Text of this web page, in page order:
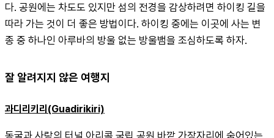
다. 공원에는 차도도 있지만 섬의 전경을 감상하려면 하이킹 길을
따라 가는 것이 더 좋은 방법이다. 하이킹 중에는 이곳에 사는 변
종 중 하나인 아루바의 방울 없는 방울뱀을 조심하도록 하자.
잘 알려지지 않은 여행지
과디리키리(Guadirikiri)
동굴과 사랑의 터널 아리콕 국립 공원 바깥 가장자리에 숨어있는